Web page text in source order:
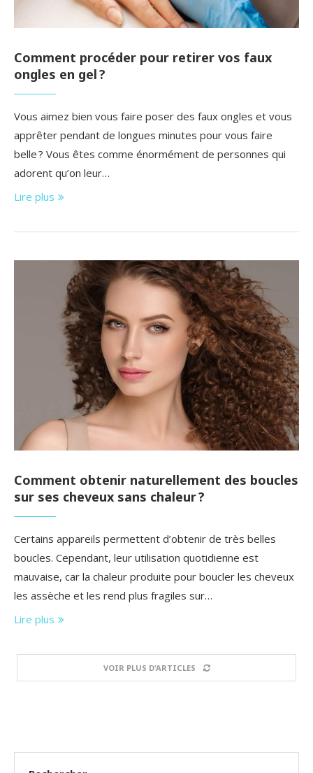
Comment procéder pour retirer vos faux
ongles en gel ?
Vous aimez bien vous faire poser des faux ongles et vous
apprêter pendant de longues minutes pour vous faire
belle ? Vous êtes comme énormément de personnes qui
adorent qu’on leur…
Lire plus
Comment obtenir naturellement des boucles
sur ses cheveux sans chaleur ?
Certains appareils permettent d’obtenir de très belles
boucles. Cependant, leur utilisation quotidienne est
mauvaise, car la chaleur produite pour boucler les cheveux
les assèche et les rend plus fragiles sur…
Lire plus
VOIR PLUS D'ARTICLES